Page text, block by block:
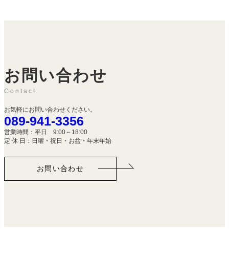
お問い合わせ
Contact
お気軽にお問い合わせください。
089-941-3356
営業時間：平日 9:00～18:00
定 休 日：日曜・祝日・お盆・年末年始
お問い合わせ